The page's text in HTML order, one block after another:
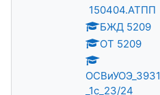
150404.АТПП
БЖД 5209
ОТ 5209
ОСВиУОЭ_3931
_1с_23/24